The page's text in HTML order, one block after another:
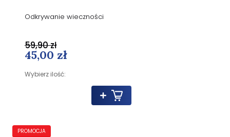
Odkrywanie wieczności
45,00 zł
Wybierz ilość:
59,90 zł
PROMOCJA